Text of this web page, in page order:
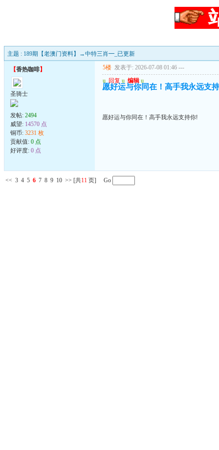
主题 : 189期【老澳门资料】→中特三肖━_已更新
【香热咖啡】
圣骑士
发帖: 2494
威望: 14570 点
铜币: 3231 枚
贡献值: 0 点
好评度: 0 点
5楼 发表于: 2026-07-08 01:46 ---
u 回复 u 编辑 u
愿好运与你同在！高手我永远支
愿好运与你同在！高手我永远支持你!
<< 3 4 5 6 7 8 9 10 >> [共11 页] Go